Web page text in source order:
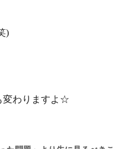
)
変わりますよ☆